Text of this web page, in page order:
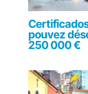
pouvez
250 000 €